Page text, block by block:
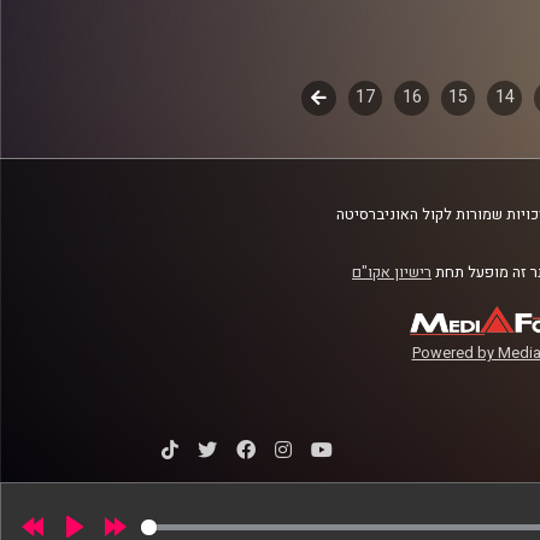
14
15
16
17
לשלב
שמורות לקול האוניברסיטה
זה מופעל תחת רישיון אקו"ם
Powered by